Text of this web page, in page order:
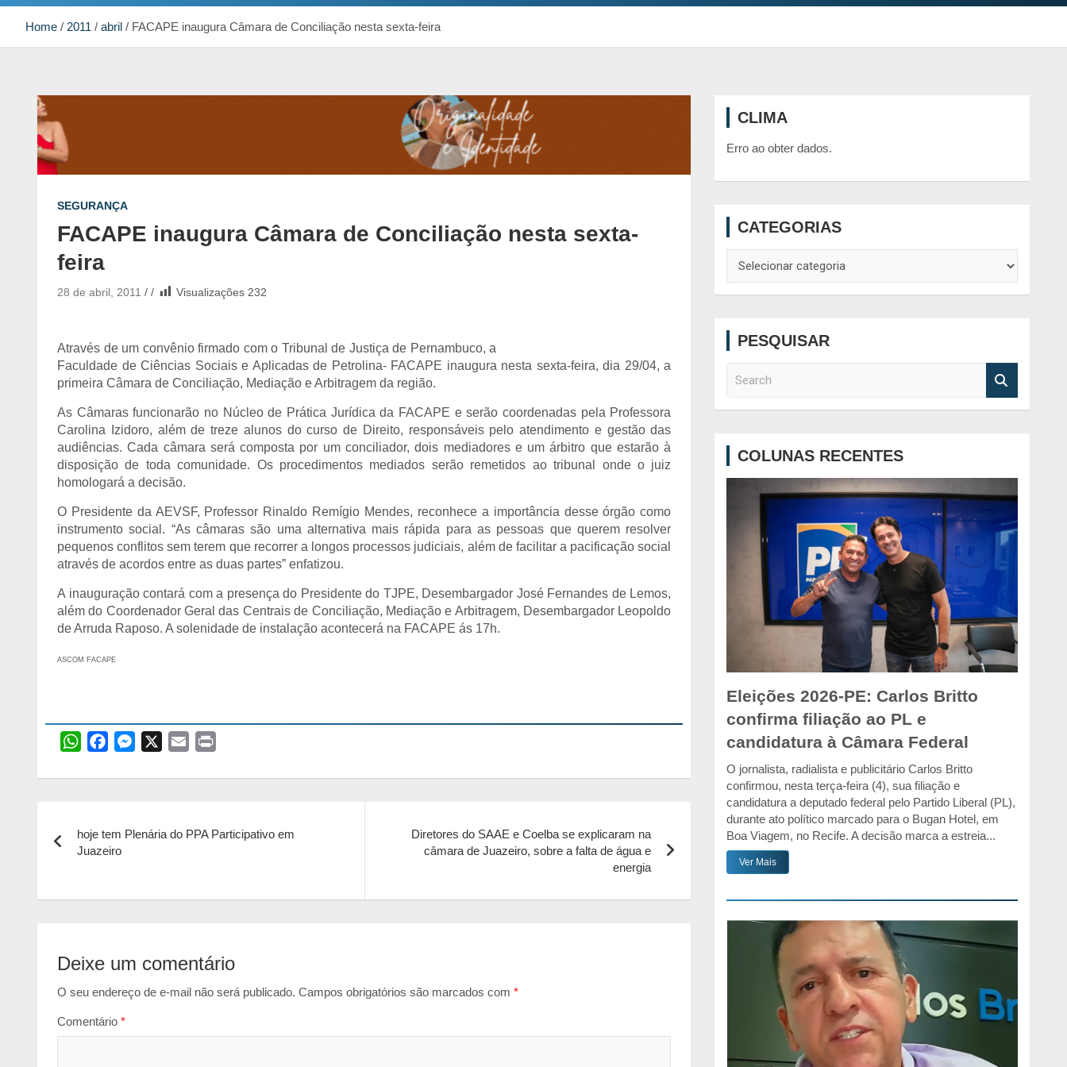
Home 2011 abril FACAPE inaugura Câmara de Conciliação nesta sexta-feira
SEGURANÇA
FACAPE inaugura Câmara de Conciliação nesta sexta-
feira
28 de abril, 2011 Visualizações 232
Através de um convênio firmado com o Tribunal de Justiça de Pernambuco, a
Faculdade de Ciências Sociais e Aplicadas de Petrolina- FACAPE inaugura nesta sexta-feira, dia 29/04, a
primeira Câmara de Conciliação, Mediação e Arbitragem da região.
As Câmaras funcionarão no Núcleo de Prática Jurídica da FACAPE e serão coordenadas pela Professora
Carolina Izidoro, além de treze alunos do curso de Direito, responsáveis pelo atendimento e gestão das
audiências. Cada câmara será composta por um conciliador, dois mediadores e um árbitro que estarão à
disposição de toda comunidade. Os procedimentos mediados serão remetidos ao tribunal onde o juiz
homologará a decisão.
O Presidente da AEVSF, Professor Rinaldo Remígio Mendes, reconhece a importância desse órgão como
instrumento social. “As câmaras são uma alternativa mais rápida para as pessoas que querem resolver
pequenos conflitos sem terem que recorrer a longos processos judiciais, além de facilitar a pacificação social
através de acordos entre as duas partes” enfatizou.
A inauguração contará com a presença do Presidente do TJPE, Desembargador José Fernandes de Lemos,
além do Coordenador Geral das Centrais de Conciliação, Mediação e Arbitragem, Desembargador Leopoldo
de Arruda Raposo. A solenidade de instalação acontecerá na FACAPE ás 17h.
ASCOM FACAPE
W
a
A
c
o
s
a
i
de
hoje tem Plenária do PPA Participativo em
Juazeiro
Diretores do SAAE e Coelba se explicaram na
câmara de Juazeiro, sobre a falta de água e
energia
Deixe um comentário
O seu endereço de e-mail não será publicado. Campos obrigatórios são marcados com *
Comentário *
CLIMA
Erro ao obter dados.
CATEGORIAS
PESQUISAR
COLUNAS RECENTES
Eleições 2026-PE: Carlos Britto
confirma filiação ao PL e
candidatura à Câmara Federal
O jornalista, radialista e publicitário Carlos Britto
confirmou, nesta terça-feira (4), sua filiação e
candidatura a deputado federal pelo Partido Liberal (PL),
durante ato político marcado para o Bugan Hotel, em
Boa Viagem, no Recife. A decisão marca a estreia...
Ver Mais